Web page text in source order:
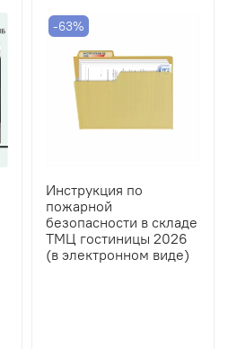
-63%
Инструкция по
пожарной
безопасности в складе
ТМЦ гостиницы 2026
(в электронном виде)